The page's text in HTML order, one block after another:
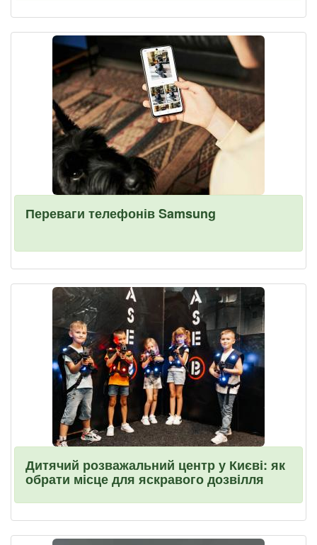
Переваги телефонів Samsung
Дитячий розважальний центр у Києві: як
обрати місце для яскравого дозвілля